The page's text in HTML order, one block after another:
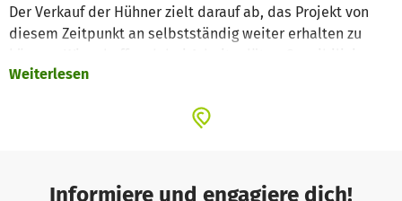
Der Verkauf der Hühner zielt darauf ab, das Projekt von
diesem Zeitpunkt an selbstständig weiter erhalten zu
zur Viehhaltung, sowie Verantwortung für sich selbst und
Bestehen eines Kindergartens in Assoziation einer
Beispiel:
Weiterlesen
Informiere und engagiere dich!